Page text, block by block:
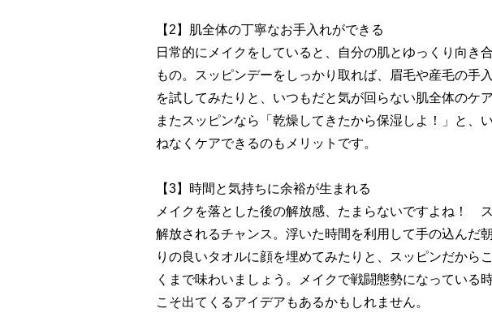
【2】肌全体の丁寧なお手入れができる
日常的にメイクをしていると、自分の肌とゆっくり向き
もの。スッピンデーをしっかり取れば、眉毛や産毛の手
を試してみたりと、いつもだと気が回らない肌全体のケ
またスッピンなら「乾燥してきたから保湿しよ！」と、
ねなくケアできるのもメリットです。
【3】時間と気持ちに余裕が生まれる
メイクを落とした後の解放感、たまらないですよね！
解放されるチャンス。浮いた時間を利用して手の込んだ
りの良いタオルに顔を埋めてみたりと、スッピンだから
くまで味わいましょう。メイクで戦闘態勢になっている
こそ出てくるアイデアもあるかもしれません。